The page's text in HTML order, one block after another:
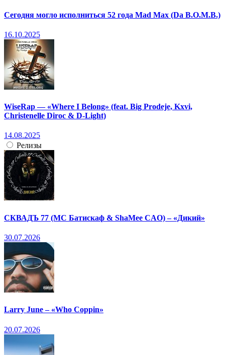
Сегодня могло исполниться 52 года Mad Max (Da B.O.M.B.)
16.10.2025
WiseRap — «Where I Belong» (feat. Big Prodeje, Kxvi,
Christenelle Diroc & D-Light)
14.08.2025
Релизы
СКВАДЪ 77 (МС Батискаф & ShaMee CAO) – «Дикий»
30.07.2026
Larry June – «Who Coppin»
20.07.2026